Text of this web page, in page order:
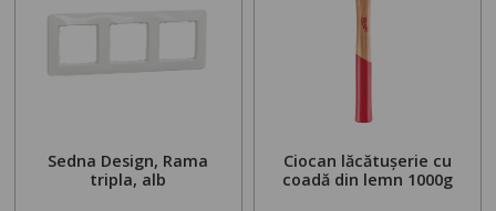
Sedna Design, Rama
tripla, alb
Ciocan lăcătușerie cu
coadă din lemn 1000g